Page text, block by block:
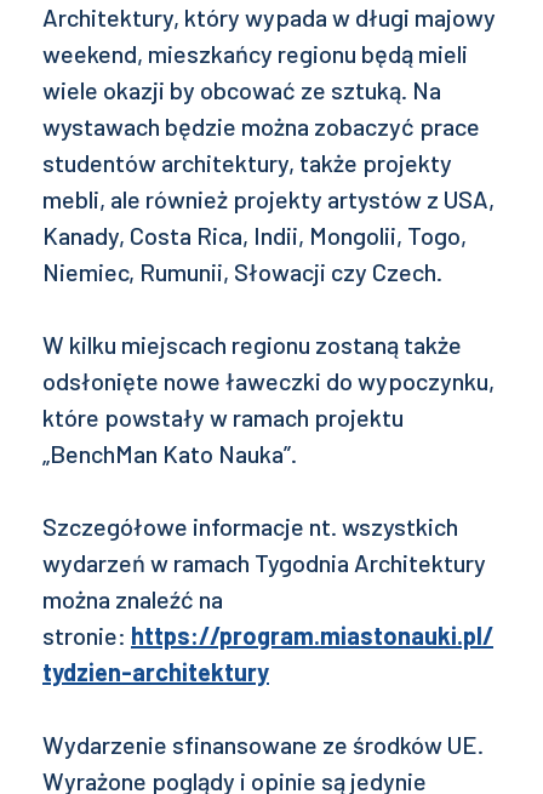
Architektury, który wypada w długi majowy
weekend, mieszkańcy regionu będą mieli
wiele okazji by obcować ze sztuką. Na
wystawach będzie można zobaczyć prace
studentów architektury, także projekty
mebli, ale również projekty artystów z USA,
Kanady, Costa Rica, Indii, Mongolii, Togo,
Niemiec, Rumunii, Słowacji czy Czech.
W kilku miejscach regionu zostaną także
odsłonięte nowe ławeczki do wypoczynku,
które powstały w ramach projektu
„BenchMan Kato Nauka”.
Szczegółowe informacje nt. wszystkich
wydarzeń w ramach Tygodnia Architektury
można znaleźć na
stronie: https://program.miastonauki.pl/
tydzien-architektury
Wydarzenie sfinansowane ze środków UE.
Wyrażone poglądy i opinie są jedynie